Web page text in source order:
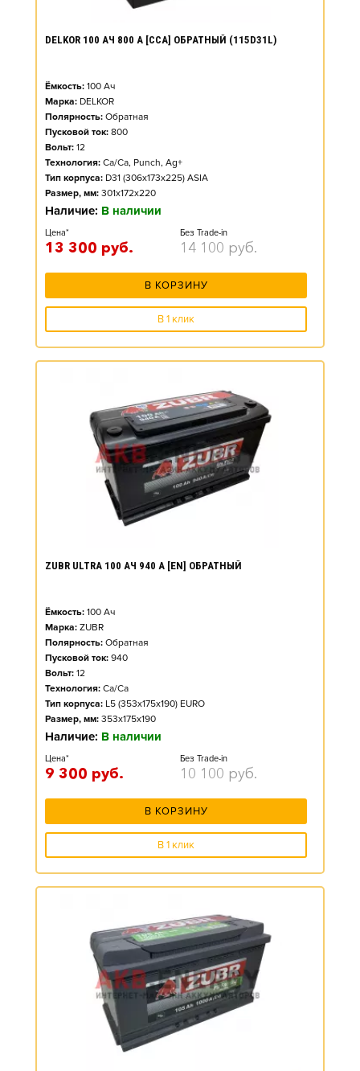
DELKOR 100 АЧ 800 А [CCA] ОБРАТНЫЙ (115D31L)
Ёмкость: 100 Ач
Марка: DELKOR
Полярность: Обратная
Пусковой ток: 800
Вольт: 12
Технология: Ca/Ca, Punch, Ag+
Тип корпуса: D31 (306x173x225) ASIA
Размер, мм: 301x172x220
Наличие: В наличии
Цена*
13 300 руб.
Без Trade-in
14 100 руб.
В КОРЗИНУ
В 1 клик
ZUBR ULTRA 100 АЧ 940 А [EN] ОБРАТНЫЙ
Ёмкость: 100 Ач
Марка: ZUBR
Полярность: Обратная
Пусковой ток: 940
Вольт: 12
Технология: Ca/Ca
Тип корпуса: L5 (353x175x190) EURO
Размер, мм: 353x175x190
Наличие: В наличии
Цена*
9 300 руб.
Без Trade-in
10 100 руб.
В КОРЗИНУ
В 1 клик